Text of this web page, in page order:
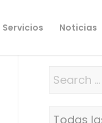
Servicios Noticias